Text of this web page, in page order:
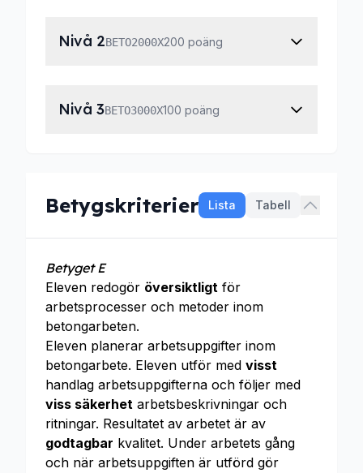
Nivå 2BETO2000X200 poäng
Nivå 3BETO3000X100 poäng
Betygskriterier Lista Tabell
Betyget E
Eleven redogör översiktligt för
arbetsprocesser och metoder inom
betongarbeten.
Eleven planerar arbetsuppgifter inom
betongarbete. Eleven utför med visst
handlag arbetsuppgifterna och följer med
viss säkerhet arbetsbeskrivningar och
ritningar. Resultatet av arbetet är av
godtagbar kvalitet. Under arbetets gång
och när arbetsuppgiften är utförd gör